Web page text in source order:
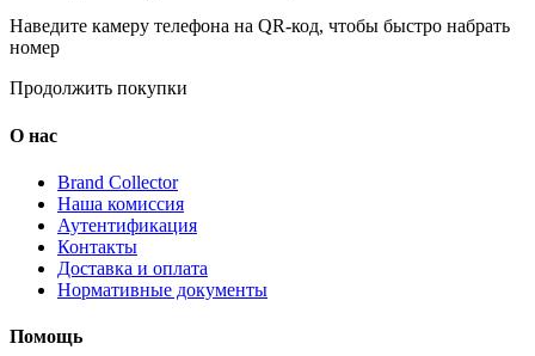
Наведите камеру телефона на QR-код, чтобы быстро набрать
номер
Продолжить покупки
О нас
Brand Collector
Наша комиссия
Аутентификация
Контакты
Доставка и оплата
Нормативные документы
Помощь